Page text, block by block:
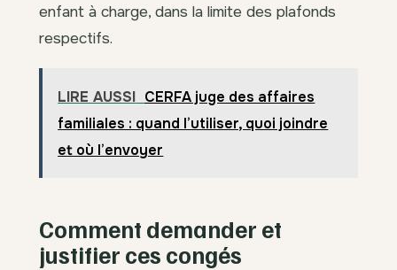
enfant à charge, dans la limite des plafonds
respectifs.
LIRE AUSSI CERFA juge des affaires
familiales : quand l’utiliser, quoi joindre
et où l’envoyer
Comment demander et
justifier ces congés